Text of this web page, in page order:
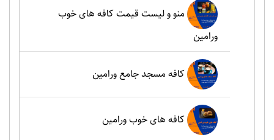
منو و لیست قیمت کافه های خوب
ورامین
کافه مسجد جامع ورامین
کافه های خوب ورامین